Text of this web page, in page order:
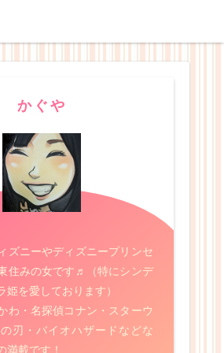
かぐや
ズニーやディズニープリンセ
住みの女です♬（特にシンデ
姫を愛しております）
わ・名探偵コナン・スターウ
刃・バイオハザードなどな
満載です！